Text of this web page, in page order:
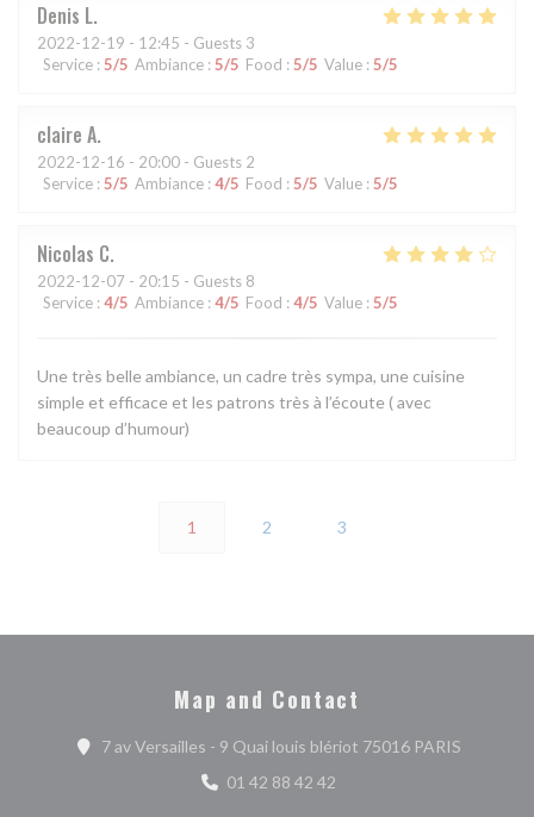
Denis L
2022-12-19 - 12:45 - Guests 3
Service : 5/5 Ambiance : 5/5 Food : 5/5 Value : 5/5
claire A
2022-12-16 - 20:00 - Guests 2
Service : 5/5 Ambiance : 4/5 Food : 5/5 Value : 5/5
Nicolas C
2022-12-07 - 20:15 - Guests 8
Service : 4/5 Ambiance : 4/5 Food : 4/5 Value : 5/5
Une très belle ambiance, un cadre très sympa, une cuisine
simple et efficace et les patrons très à l’écoute ( avec
beaucoup d’humour)
1 2 3
Map and Contact
7 av Versailles - 9 Quai louis blériot 75016 PARIS((opens
01 42 88 42 42